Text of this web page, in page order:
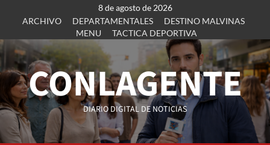
8 de agosto de 2026
ARCHIVO
DEPARTAMENTALES
DESTINO MALVINAS
MENU
TACTICA DEPORTIVA
CONLAGENTE
DIARIO DIGITAL DE NOTICIAS